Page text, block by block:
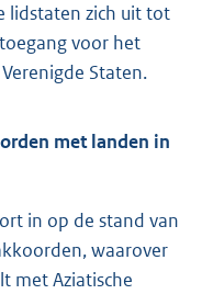
lidstaten zich uit tot
voor het
Staten.
met landen in
in op de stand van
waarover
met Aziatische